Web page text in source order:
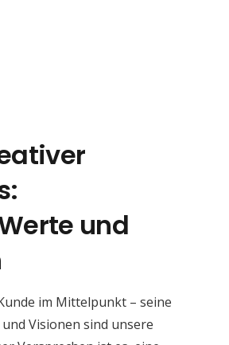
und
im Mittelpunkt – seine
Visionen sind unsere